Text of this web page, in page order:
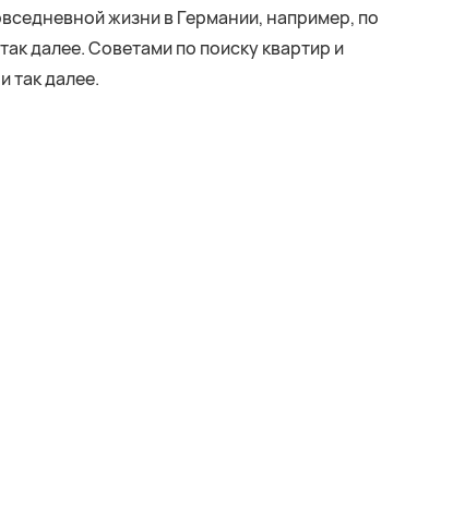
жизни в Германии, например, по
далее. Советами по поиску квартир и
так далее.